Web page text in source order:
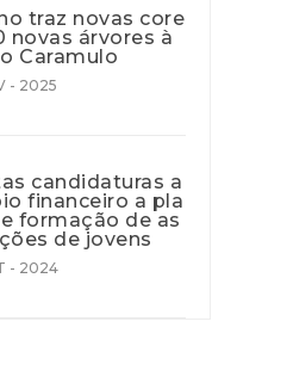
traz novas core
novas árvores à
Caramulo
- 2025
candidaturas a
financeiro a pla
formação de as
de jovens
- 2024